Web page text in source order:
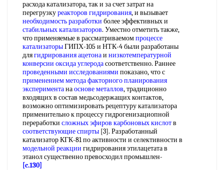
расхода катализатора, так и за счет затрат на
перегрузкуреакторов гидрирования, и вызывает
необходимость разработки более эффективных и
стабильных катализаторов. Уместно отметить также,
что применяемые в рассматриваемомпроцессе
катализаторыГИПХ-105 и НТК-4 были разработаны
длягидрирования ацетонаи низкотемпературной
конверсии оксида углеродасоответственно. Раннее
проведенными исследованиями показано, что с
применением методафакторного планирования
экспериментанаоснове металлов, традиционно
входящих в состав медьсодержащих контактов,
возможно оптимизировать рецептуру катализатора
применительно к процессу гидрогенизациопной
переработки сложных эфиров карбоновых кислотв
соответствующие спирты [3]. Разработанный
катализатор КГК-81 по активности и селективности в
модельной реакции гидрирования этилацетата в
этанол существенно превосходил промышлен-
[c.130]